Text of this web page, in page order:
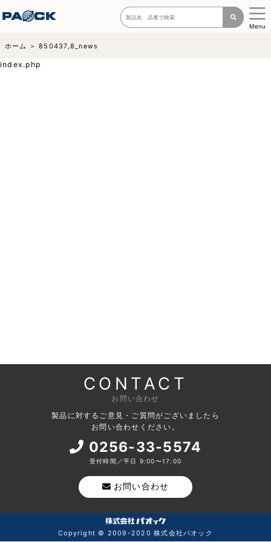
Menu
ホーム 850437,8_news
index.php
CONTACT
お問い合わせ
製品に対するご意見・ご質問がございましたら
お問い合わせください。
0256-33-5574
受付時間／平日 9:00〜17:00
お問い合わせ
Copyright © 2009-2020 株式会社パオック